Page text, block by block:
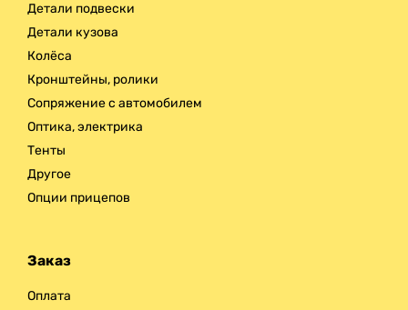
Детали подвески
Детали кузова
Колёса
Кронштейны, ролики
Сопряжение с автомобилем
Оптика, электрика
Тенты
Другое
Опции прицепов
Заказ
Оплата